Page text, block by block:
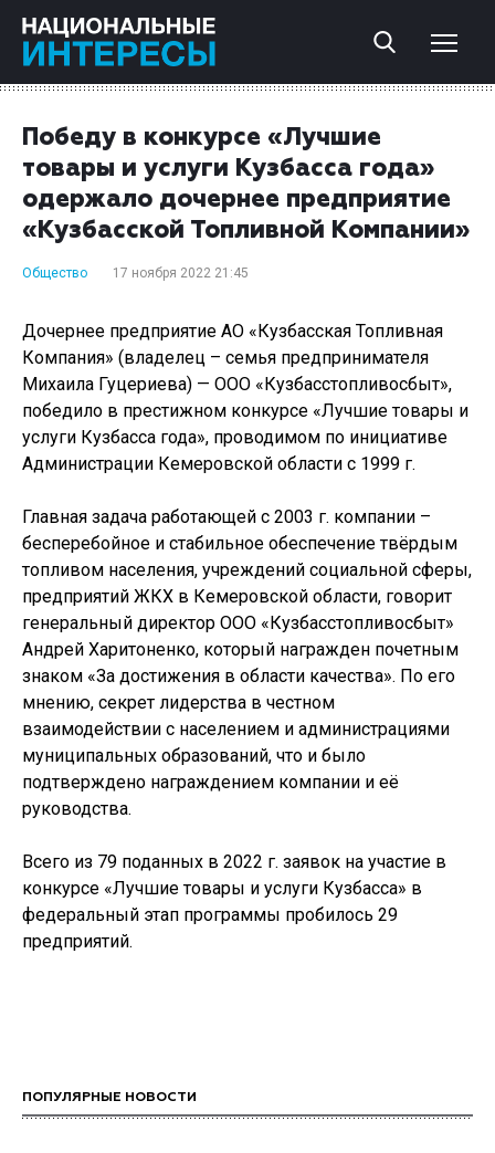
Победу в конкурсе «Лучшие
товары и услуги Кузбасса года»
одержало дочернее предприятие
«Кузбасской Топливной Компании»
Общество 17 ноября 2022 21:45
Дочернее предприятие АО «Кузбасская Топливная
Компания» (владелец – семья предпринимателя
Михаила Гуцериева) — ООО «Кузбасстопливосбыт»,
победило в престижном конкурсе «Лучшие товары и
услуги Кузбасса года», проводимом по инициативе
Администрации Кемеровской области с 1999 г.
Главная задача работающей с 2003 г. компании –
бесперебойное и стабильное обеспечение твёрдым
топливом населения, учреждений социальной сферы,
предприятий ЖКХ в Кемеровской области, говорит
генеральный директор ООО «Кузбасстопливосбыт»
Андрей Харитоненко, который награжден почетным
знаком «За достижения в области качества». По его
мнению, секрет лидерства в честном
взаимодействии с населением и администрациями
муниципальных образований, что и было
подтверждено награждением компании и её
руководства.
Всего из 79 поданных в 2022 г. заявок на участие в
конкурсе «Лучшие товары и услуги Кузбасса» в
федеральный этап программы пробилось 29
предприятий.
ПОПУЛЯРНЫЕ НОВОСТИ